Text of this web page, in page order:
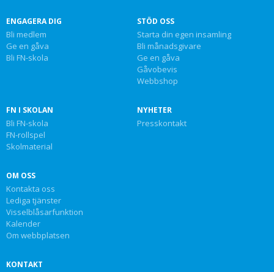
ENGAGERA DIG
Bli medlem
Ge en gåva
Bli FN-skola
STÖD OSS
Starta din egen insamling
Bli månadsgivare
Ge en gåva
Gåvobevis
Webbshop
FN I SKOLAN
Bli FN-skola
FN-rollspel
Skolmaterial
NYHETER
Presskontakt
OM OSS
Kontakta oss
Lediga tjänster
Visselblåsarfunktion
Kalender
Om webbplatsen
KONTAKT